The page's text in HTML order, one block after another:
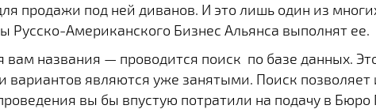
продажи под ней диванов. И это лишь один из
Русско-Американского Бизнес Альянса выполнят ее.
названия — проводится поиск по базе данных.
являются уже занятыми. Поиск позволяет
вы бы впустую потратили на подачу в Бюро